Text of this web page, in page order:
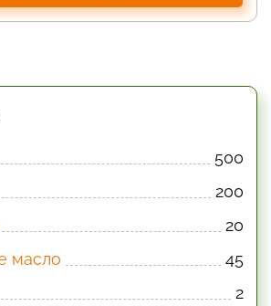
500
200
20
масло
45
2